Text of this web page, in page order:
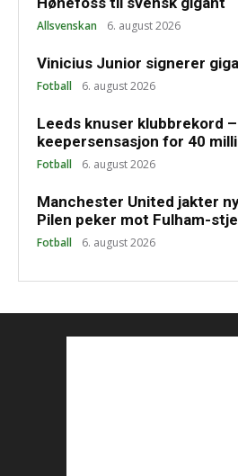
Allsvenskan 6. august 2026
Vinicius Junior signerer
Fotball 6. august 2026
Leeds knuser klubbrekord
keepersensasjon for 40
Fotball 6. august 2026
Manchester United jakter
Pilen peker mot Fulham-
Fotball 6. august 2026